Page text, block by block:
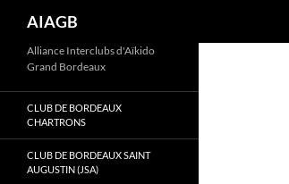
Aller
contenu
AIAGB
Alliance Interclubs d'Aïkido
Grand Bordeaux
CLUB DE BORDEAUX
CHARTRONS
CLUB DE BORDEAUX SAINT
AUGUSTIN (JSA)